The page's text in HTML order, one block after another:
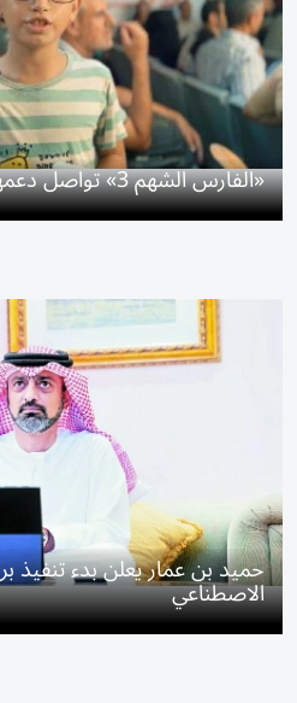
«الفارس الشهم 3» تواصل دعمها الإنساني في غزة
حميد بن عمار يعلن بدء تنفيذ
الاصطناعي